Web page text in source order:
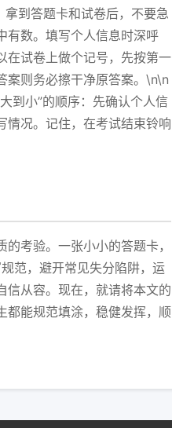
到答题卡和试卷后，不要急
有数。填写个人信息时深呼
在试卷上做个记号，先按第一
案则务必擦干净原答案。\n\n
到小”的顺序：先确认个人信
情况。记住，在考试结束铃响
考验。一张小小的答题卡，
范，避开常见失分陷阱，运
信从容。现在，就请将本文的
都能规范填涂，稳健发挥，顺